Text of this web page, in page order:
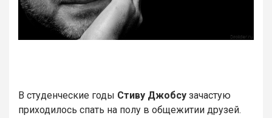
В студенческие годы Стиву Джобсу зачастую
приходилось спать на полу в общежитии друзей.